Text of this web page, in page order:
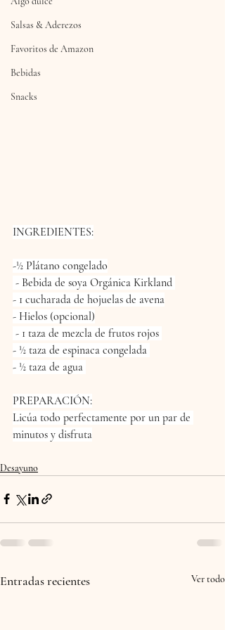
Salsas & Aderezos
Favoritos de Amazon
Bebidas
Snacks
INGREDIENTES:
-½ Plátano congelado
- Bebida de soya Orgánica Kirkland
- 1 cucharada de hojuelas de avena
- Hielos (opcional)
- 1 taza de mezcla de frutos rojos
- ½ taza de espinaca congelada
- ½ taza de agua
PREPARACIÓN:
Licúa todo perfectamente por un par de
minutos y disfruta
Desayuno
Entradas recientes Ver todo